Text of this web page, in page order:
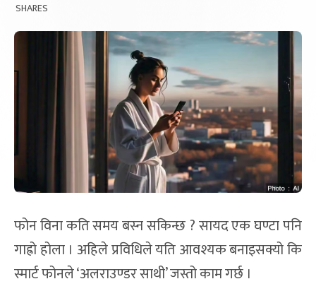
SHARES
फोन विना कति समय बस्न सकिन्छ ? सायद एक घण्टा पनि
गाह्रो होला । अहिले प्रविधिले यति आवश्यक बनाइसक्यो कि
स्मार्ट फोनले ‘अलराउण्डर साथी’ जस्तो काम गर्छ ।